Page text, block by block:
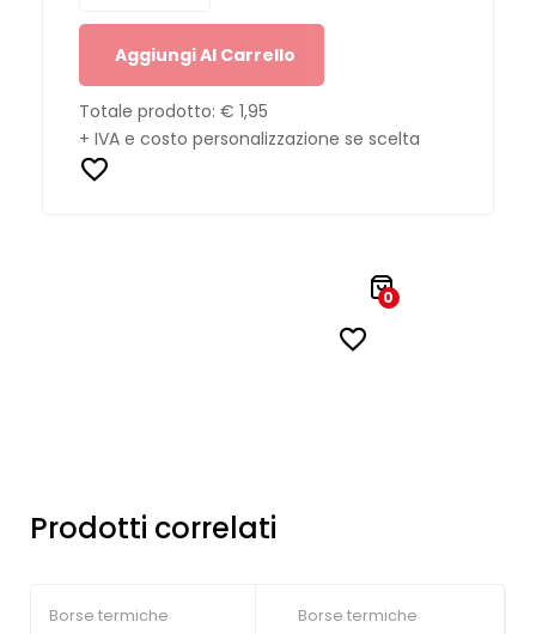
Aggiungi Al Carrello
Totale prodotto: € 1,95
+ IVA e costo personalizzazione se scelta
0
Prodotti correlati
Borse termiche Borse termiche